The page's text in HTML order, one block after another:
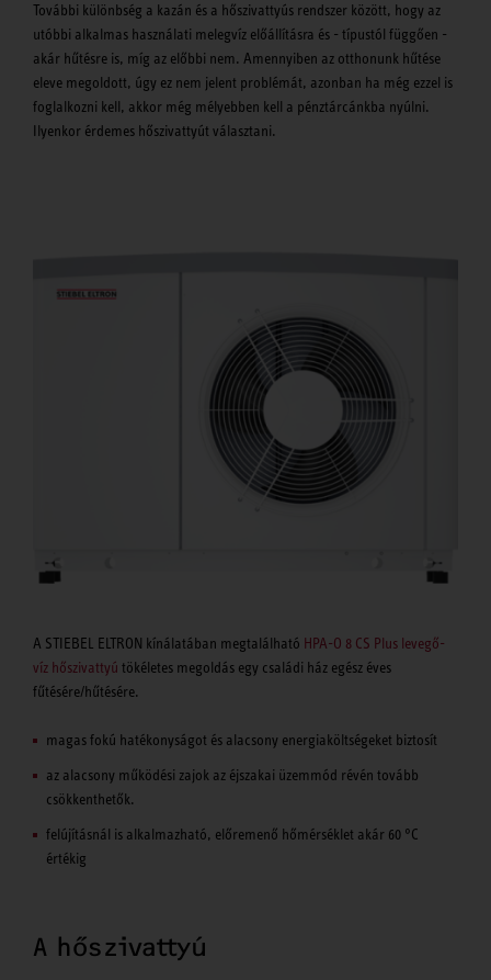
További különbség a kazán és a hőszivattyús rendszer között, hogy az
utóbbi alkalmas használati melegvíz előállításra és - típustól függően -
akár hűtésre is, míg az előbbi nem. Amennyiben az otthonunk hűtése
eleve megoldott, úgy ez nem jelent problémát, azonban ha még ezzel is
foglalkozni kell, akkor még mélyebben kell a pénztárcánkba nyúlni.
Ilyenkor érdemes hőszivattyút választani.
A STIEBEL ELTRON kínálatában megtalálható HPA-O 8 CS Plus levegő-
víz hőszivattyú tökéletes megoldás egy családi ház egész éves
fűtésére/hűtésére.
magas fokú hatékonyságot és alacsony energiaköltségeket biztosít
az alacsony működési zajok az éjszakai üzemmód révén tovább
csökkenthetők.
felújításnál is alkalmazható, előremenő hőmérséklet akár 60 °C
értékig
A hőszivattyú